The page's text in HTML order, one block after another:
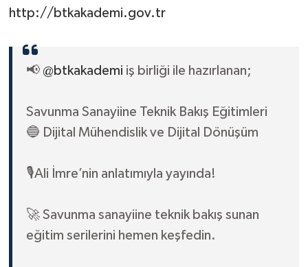
http://btkakademi.gov.tr
📢 @btkakademi iş birliği ile hazırlanan;
Savunma Sanayiine Teknik Bakış Eğitimleri
🔵 Dijital Mühendislik ve Dijital Dönüşüm
🎙️Ali İmre’nin anlatımıyla yayında!
🚀 Savunma sanayiine teknik bakış sunan
eğitim serilerini hemen keşfedin.